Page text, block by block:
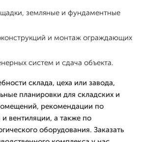
земляные и фундаментные
и монтаж ограждающих
систем и сдача объекта.
склада, цеха или завода,
планировки для складских и
рекомендации по
вентиляции, а также по
оборудования. Заказать